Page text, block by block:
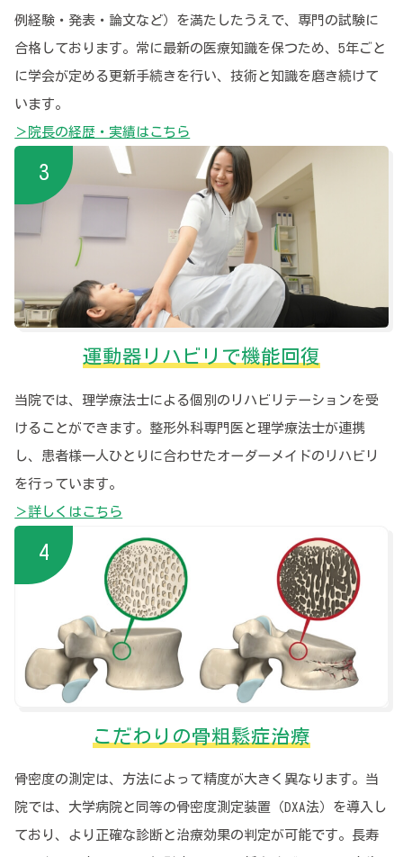
例経験・発表・論文など）を満たしたうえで、専門の試験に
合格しております。常に最新の医療知識を保つため、5年ごと
に学会が定める更新手続きを行い、技術と知識を磨き続けて
います。
＞院長の経歴・実績はこちら
運動器リハビリで機能回復
当院では、理学療法士による個別のリハビリテーションを受
けることができます。整形外科専門医と理学療法士が連携
し、患者様一人ひとりに合わせたオーダーメイドのリハビリ
を行っています。
＞詳しくはこちら
こだわりの骨粗鬆症治療
骨密度の測定は、方法によって精度が大きく異なります。当
院では、大学病院と同等の骨密度測定装置（DXA法）を導入し
ており、より正確な診断と治療効果の判定が可能です。長寿